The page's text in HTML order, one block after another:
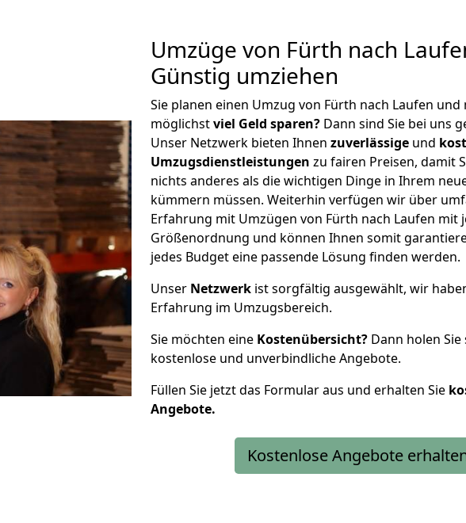
Umzüge von Fürth nach
Günstig umziehen
Sie planen einen Umzug von Fürth nach Laufen
möglichstviel Geld sparen? Dann sind Sie bei uns
Unser Netzwerk bieten Ihnen zuverlässige und
Umzugsdienstleistungen zu fairen Preisen, damit
nichts anderes als die wichtigen Dinge in Ihrem
kümmern müssen. Weiterhin verfügen wir über
Erfahrung mit Umzügen von Fürth nach Laufen mit
Größenordnung und können Ihnen somit
jedes Budget eine passende Lösung finden werden.
Unser Netzwerk ist sorgfältig ausgewählt, wir
Erfahrung im Umzugsbereich.
Sie möchten eine Kostenübersicht? Dann holen
kostenlose und unverbindliche Angebote.
Füllen Sie jetzt das Formular aus und erhalten Sie
Angebote.
Kostenlose Angebote